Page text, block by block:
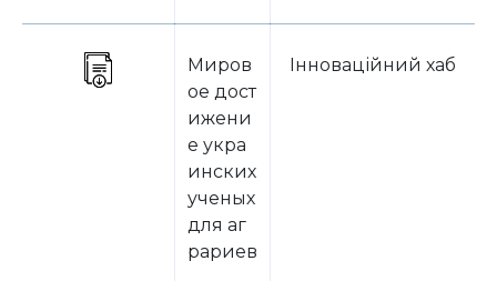
Миров
ое дост
ижени
е укра
инских
ученых
для аг
рариев
Інноваційний хаб